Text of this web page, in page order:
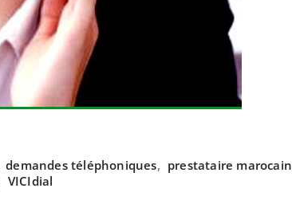
demandes téléphoniques, prestataire marocain
VICIdial